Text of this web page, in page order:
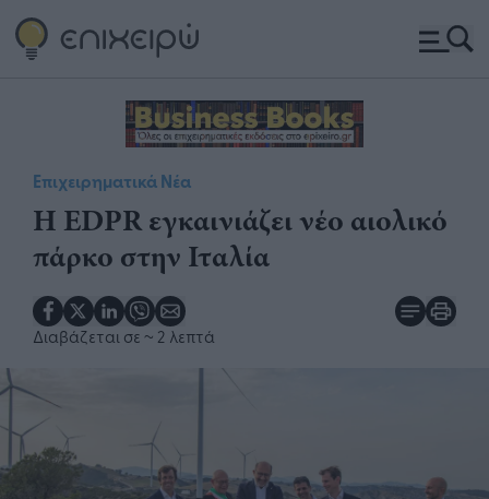
Επιχειρηματικά Νέα
Η EDPR εγκαινιάζει νέο αιολικό
πάρκο στην Ιταλία
Διαβάζεται σε ~ 2 λεπτά